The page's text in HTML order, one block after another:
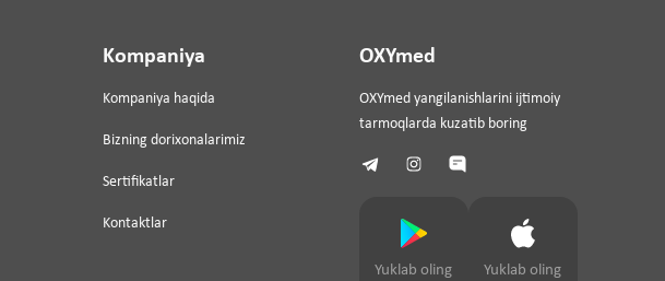
Kompaniya
Kompaniya haqida
Bizning dorixonalarimiz
Sertifikatlar
Kontaktlar
OXYmed
OXYmed yangilanishlarini ijtimoiy
tarmoqlarda kuzatib boring
Yuklab oling
Yuklab oling